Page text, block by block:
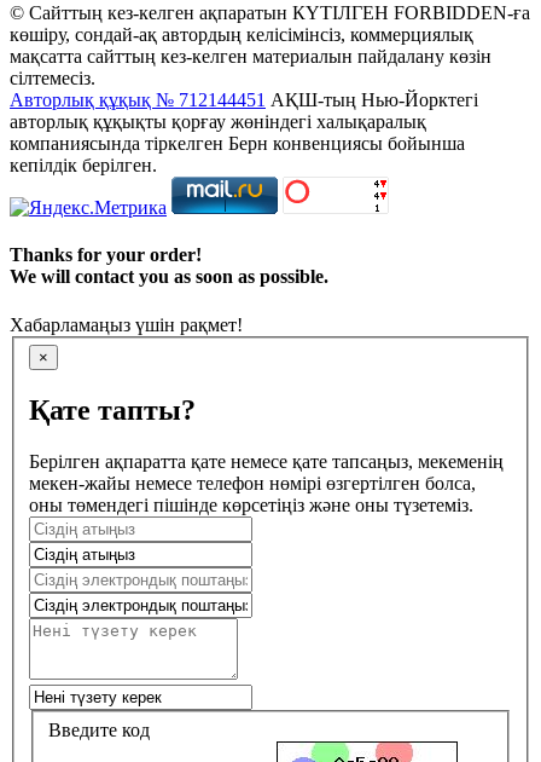
© Сайттың кез-келген ақпаратын КҮТІЛГЕН FORBIDDEN-ға
көшіру, сондай-ақ автордың келісімінсіз, коммерциялық
мақсатта сайттың кез-келген материалын пайдалану көзін
сілтемесіз.
Авторлық құқық № 712144451 АҚШ-тың Нью-Йорктегі
авторлық құқықты қорғау жөніндегі халықаралық
компаниясында тіркелген Берн конвенциясы бойынша
кепілдік берілген.
Thanks for your order!
We will contact you as soon as possible.
Хабарламаңыз үшін рақмет!
×
Қате тапты?
Берілген ақпаратта қате немесе қате тапсаңыз, мекеменің
мекен-жайы немесе телефон нөмірі өзгертілген болса,
оны төмендегі пішінде көрсетіңіз және оны түзетеміз.
Введите код